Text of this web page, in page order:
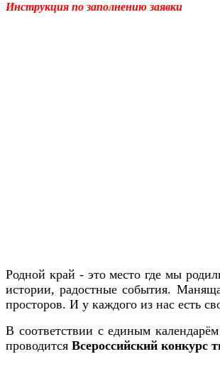
Инструкция по заполнению заявки
Родной край - это место где мы
истории, радостные события.
просторов. И у каждого из нас есть
В соответствии с единым
проводится Всероссийский конкурс